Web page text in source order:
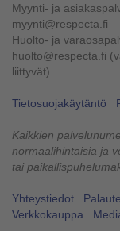
Myynti- ja
myynti@respecta.fi
Huolto- ja
huolto@respecta.fi
liittyvät)
Tietosuojakäytäntö
Kaikkien
normaalihintaisia ja
tai
Yhteystiedot
Palaute
Verkkokauppa